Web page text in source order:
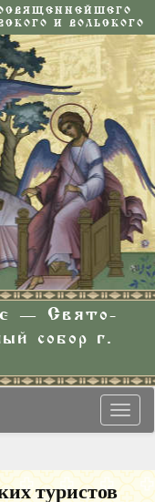
И ВОЛЬСКОГО
— Свято-
собор г.
туристов